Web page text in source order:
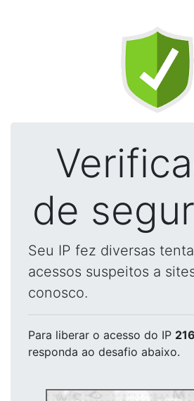
de
Seu IP fez diversas
acessos suspeitos a
conosco.
Para liberar o acesso do IP
responda ao desafio abaixo.